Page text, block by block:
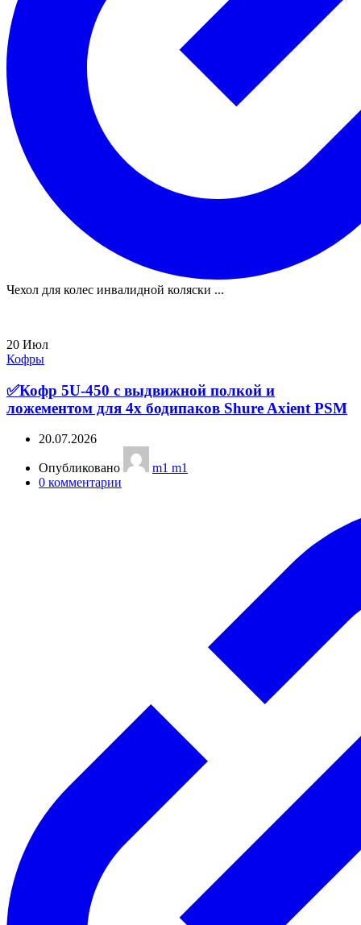
Чехол для колес инвалидной коляски ...
20 Июл
Кофры
✅Кофр 5U-450 с выдвижной полкой и
ложементом для 4х бодипаков Shure Axient PSM
20.07.2026
Опубликовано
m1 m1
0 комментарии